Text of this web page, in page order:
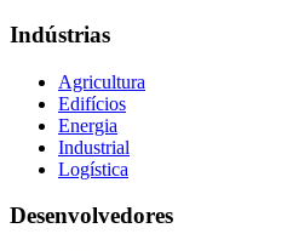
Indústrias
Agricultura
Edifícios
Energia
Industrial
Logística
Desenvolvedores